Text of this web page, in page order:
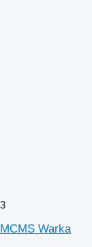
3
MCMS Warka